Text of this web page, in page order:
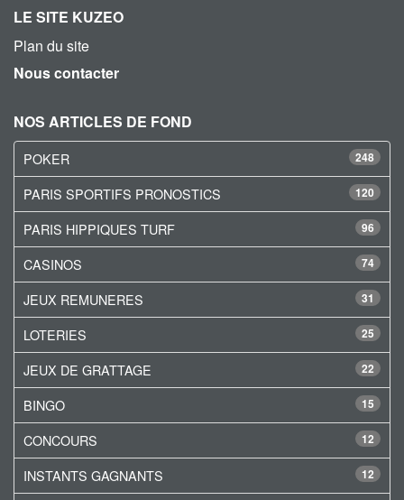
LE SITE KUZEO
Plan du site
Nous contacter
NOS ARTICLES DE FOND
248
POKER
120
PARIS SPORTIFS PRONOSTICS
96
PARIS HIPPIQUES TURF
74
CASINOS
31
JEUX REMUNERES
25
LOTERIES
22
JEUX DE GRATTAGE
15
BINGO
12
CONCOURS
12
INSTANTS GAGNANTS